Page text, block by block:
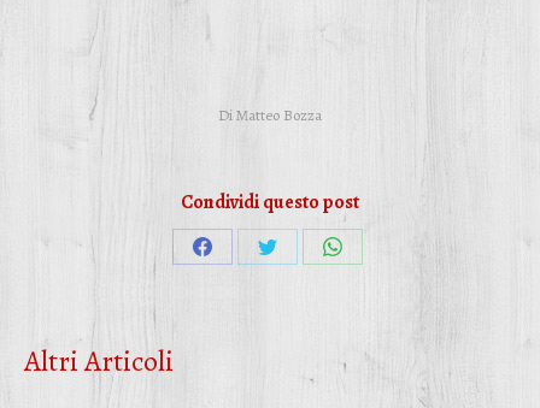
DiMatteo Bozza
Condividi questo post
CondividiCondividiCondividi
Altri Articoli